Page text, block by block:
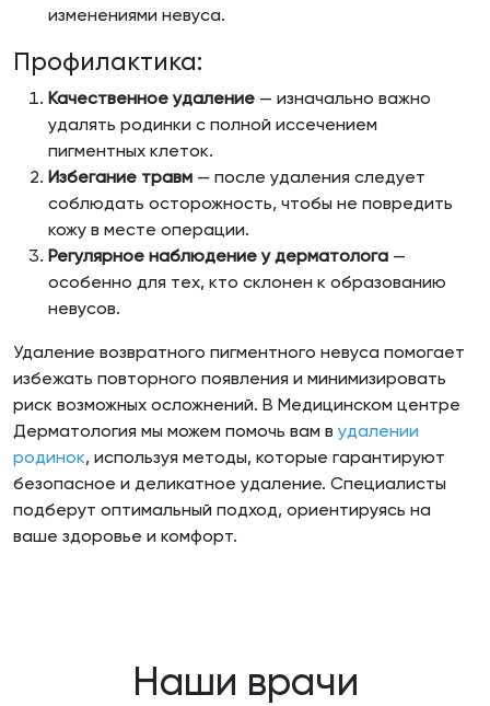
изменениями невуса.
Профилактика:
Качественное удаление — изначально важно
удалять родинки с полной иссечением
пигментных клеток.
Избегание травм — после удаления следует
соблюдать осторожность, чтобы не повредить
кожу в месте операции.
Регулярное наблюдение у дерматолога —
особенно для тех, кто склонен к образованию
невусов.
Удаление возвратного пигментного невуса помогает
избежать повторного появления и минимизировать
риск возможных осложнений. В Медицинском центре
Дерматология мы можем помочь вам в удалении
родинок, используя методы, которые гарантируют
безопасное и деликатное удаление. Специалисты
подберут оптимальный подход, ориентируясь на
ваше здоровье и комфорт.
Наши врачи